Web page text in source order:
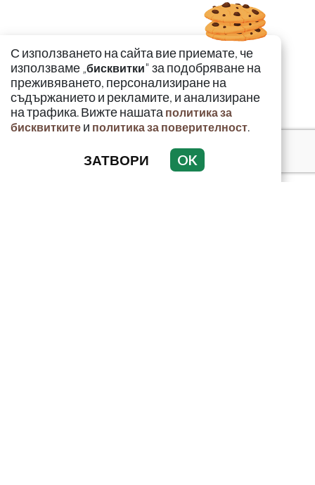
С използването на сайта вие приемате, че
използваме „бисквитки" за подобряване на
преживяването, персонализиране на
съдържанието и рекламите, и анализиране
на трафика. Вижте нашата политика за
бисквитките и политика за поверителност.
ЗАТВОРИ OK